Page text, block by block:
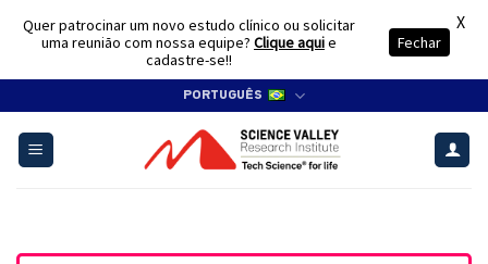
content
PORTUGUÊS
Quer patrocinar um novo estudo clínico ou solicitar
uma reunião com nossa equipe? Clique aquie
cadastre-se!!
Fechar
X